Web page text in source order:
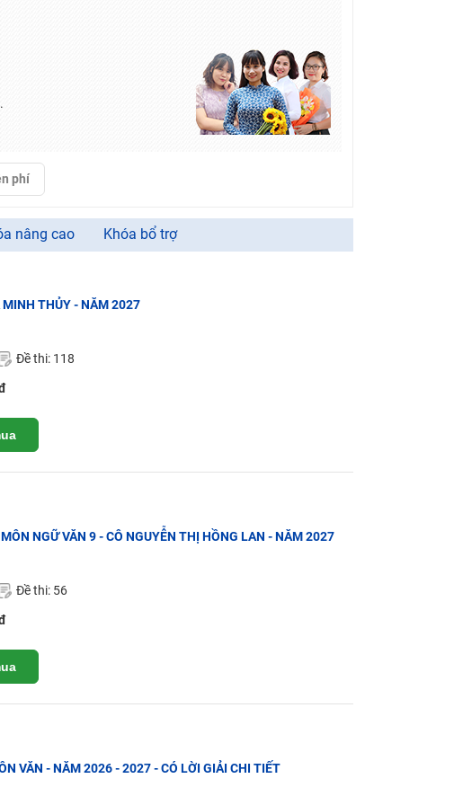
phí
nâng cao Khóa bổ trợ
MINH THỦY - NĂM 2027
Đề thi: 118
NGỮ VĂN 9 - CÔ NGUYỄN THỊ HỒNG LAN - NĂM 2027
Đề thi: 56
VĂN - NĂM 2026 - 2027 - CÓ LỜI GIẢI CHI TIẾT